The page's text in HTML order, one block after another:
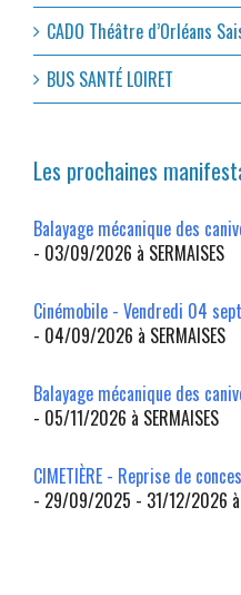
CADO Théâtre d’Orléans
BUS SANTÉ LOIRET
Les prochaines
Balayage mécanique des
- 03/09/2026 à SERMAISES
Cinémobile - Vendredi 04
- 04/09/2026 à SERMAISES
Balayage mécanique des
- 05/11/2026 à SERMAISES
CIMETIÈRE - Reprise de
- 29/09/2025 - 31/12/2026 à